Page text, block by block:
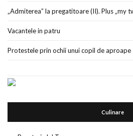
„Admiterea” la pregatitoare (II). Plus „my
Vacantele in patru
Protestele prin ochii unui copil de aproape
Culinare